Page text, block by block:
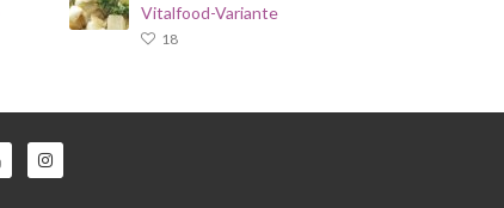
Vitalfood-Variante
18